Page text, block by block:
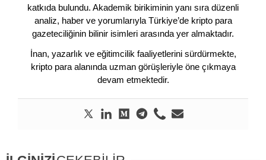
katkıda bulundu. Akademik birikiminin yanı sıra düzenli
analiz, haber ve yorumlarıyla Türkiye’de kripto para
gazeteciliğinin bilinir isimleri arasında yer almaktadır.
İnan, yazarlık ve eğitimcilik faaliyetlerini sürdürmekte,
kripto para alanında uzman görüşleriyle öne çıkmaya
devam etmektedir.